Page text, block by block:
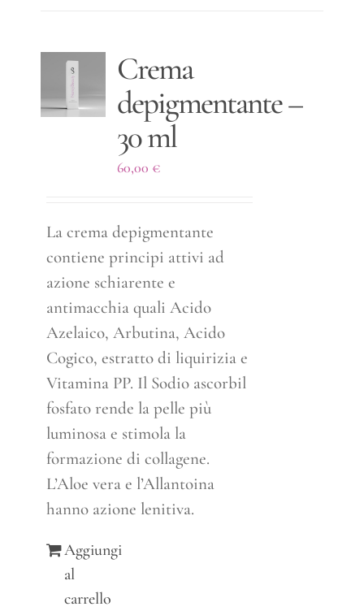
Crema
depigmentante –
30 ml
60,00 €
La crema depigmentante
contiene principi attivi ad
azione schiarente e
antimacchia quali Acido
Azelaico, Arbutina, Acido
Cogico, estratto di liquirizia e
Vitamina PP. Il Sodio ascorbil
fosfato rende la pelle più
luminosa e stimola la
formazione di collagene.
L’Aloe vera e l’Allantoina
hanno azione lenitiva.
Aggiungi
al
carrello